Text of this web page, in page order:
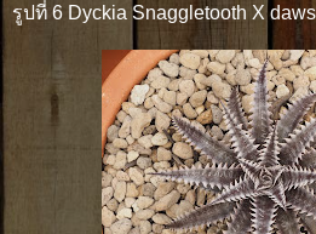
รูปที่ 6 Dyckia Snaggletooth X